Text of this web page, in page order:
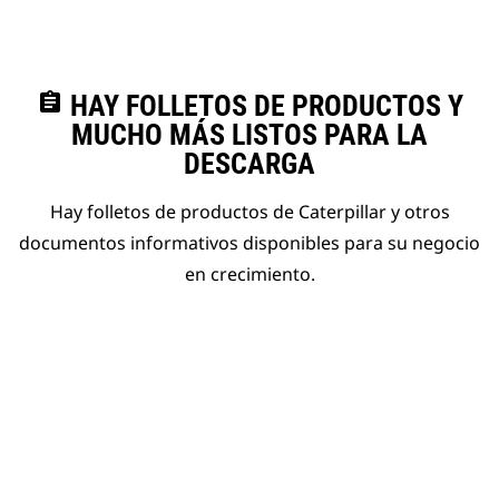
assignment HAY FOLLETOS DE PRODUCTOS Y
MUCHO MÁS LISTOS PARA LA
DESCARGA
Hay folletos de productos de Caterpillar y otros
documentos informativos disponibles para su negocio
en crecimiento.